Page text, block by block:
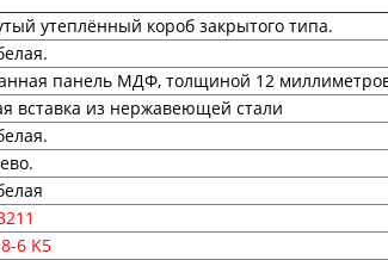
утеплённый короб закрытого типа.
панель МДФ, толщиной 12
вставка из нержавеющей стали
6 K5